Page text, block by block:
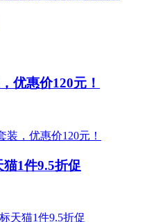
优惠价120元！
1件9.5折促